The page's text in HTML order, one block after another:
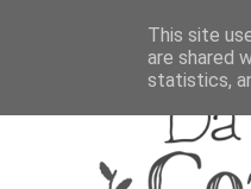
This site
are shared
statistics,